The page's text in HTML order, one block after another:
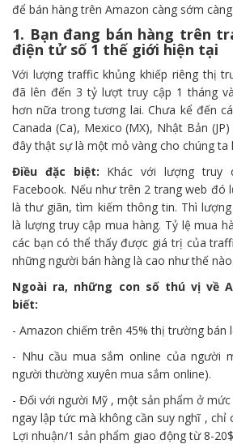
để bán hàng trên Amazon càng sớm
1. Bạn đang bán hàng trên
điện tử số 1 thế giới hiện tại
Với lượng traffic khủng khiếp riêng thị
đã lên đến 3 tỷ lượt truy cập 1 tháng
hơn nữa trong tương lai. Chưa kể đến
Canada (Ca), Mexico (MX), Nhật Bản
đây thật sự là một mỏ vàng cho chúng ta
Điều đặc biệt: Khác với lượng truy
Facebook. Nếu như trên 2 trang web đó
là thư giãn, tìm kiếm thông tin. Thì
là lượng truy cập mua hàng. Tỷ lệ mua
các bạn có thể thấy được giá trị của
những người bán hàng là cao như thế nào.
Ngoài ra, những con số thú vị về
biết:
- Amazon chiếm trên 45% thị trường bán
- Nhu cầu mua sắm online của người
người thường xuyên mua sắm online).
- Đối với người Mỹ , một sản phẩm ở mức
ngay lập tức mà không cần suy nghĩ , chỉ
Lợi nhuận/1 sản phẩm giao động từ 8-